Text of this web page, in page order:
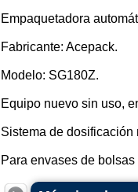
Empaquetadora
Fabricante: Acepack.
Modelo: SG180Z.
Equipo nuevo sin uso,
Sistema de dosificación
Para envases de